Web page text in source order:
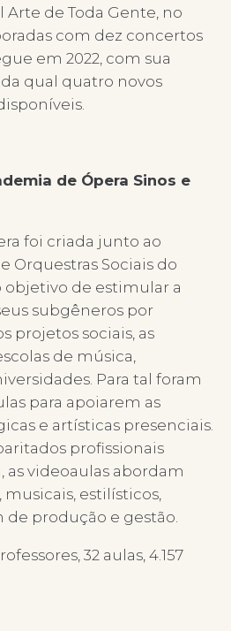
de Toda Gente, no
com dez concertos
em 2022, com sua
qual quatro novos
de Ópera Sinos e
foi criada junto ao
Orquestras Sociais do
objetivo de estimular a
subgêneros por
projetos sociais, as
de música,
Para tal foram
para apoiarem as
e artísticas presenciais.
profissionais
as videoaulas abordam
estilísticos,
produção e gestão.
32 aulas, 4.157